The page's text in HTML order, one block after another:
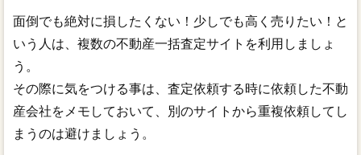
面倒でも絶対に損したくない！少しでも高く売りたい！と
いう人は、複数の不動産一括査定サイトを利用しましょ
う。
その際に気をつける事は、査定依頼する時に依頼した不動
産会社をメモしておいて、別のサイトから重複依頼してし
まうのは避けましょう。